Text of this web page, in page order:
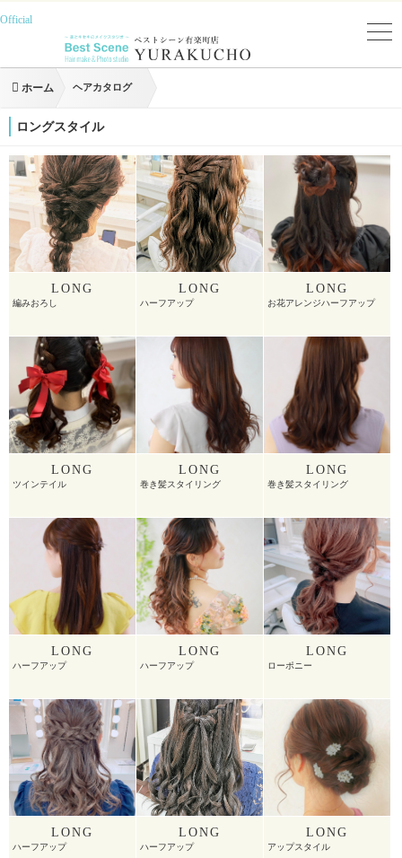
Official
ホーム ヘアカタログ
ロングスタイル
LONG
編みおろし
LONG
ハーフアップ
LONG
お花アレンジハーフアップ
LONG
ツインテイル
LONG
巻き髪スタイリング
LONG
巻き髪スタイリング
LONG
ハーフアップ
LONG
ハーフアップ
LONG
ローポニー
LONG
ハーフアップ
LONG
ハーフアップ
LONG
アップスタイル